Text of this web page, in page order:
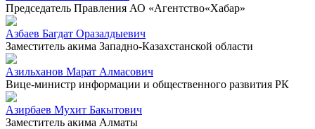
Председатель Правления АО «Агентство«Хабар»
Азбаев Багдат Оразалдыевич
Заместитель акима Западно-Казахстанской области
Азильханов Марат Алмасович
Вице-министр информации и общественного развития РК
Азирбаев Мухит Бакытович
Заместитель акима Алматы